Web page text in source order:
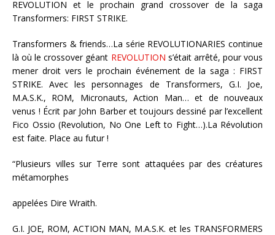
REVOLUTION et le prochain grand crossover de la saga
Transformers: FIRST STRIKE.
Transformers & friends…La série REVOLUTIONARIES continue
là où le crossover géant REVOLUTION s’était arrêté, pour vous
mener droit vers le prochain événement de la saga : FIRST
STRIKE. Avec les personnages de Transformers, G.I. Joe,
M.A.S.K., ROM, Micronauts, Action Man… et de nouveaux
venus ! Écrit par John Barber et toujours dessiné par l’excellent
Fico Ossio (Revolution, No One Left to Fight…).La Révolution
est faite. Place au futur !
“Plusieurs villes sur Terre sont attaquées par des créatures
métamorphes
appelées Dire Wraith.
G.I. JOE, ROM, ACTION MAN, M.A.S.K. et les TRANSFORMERS